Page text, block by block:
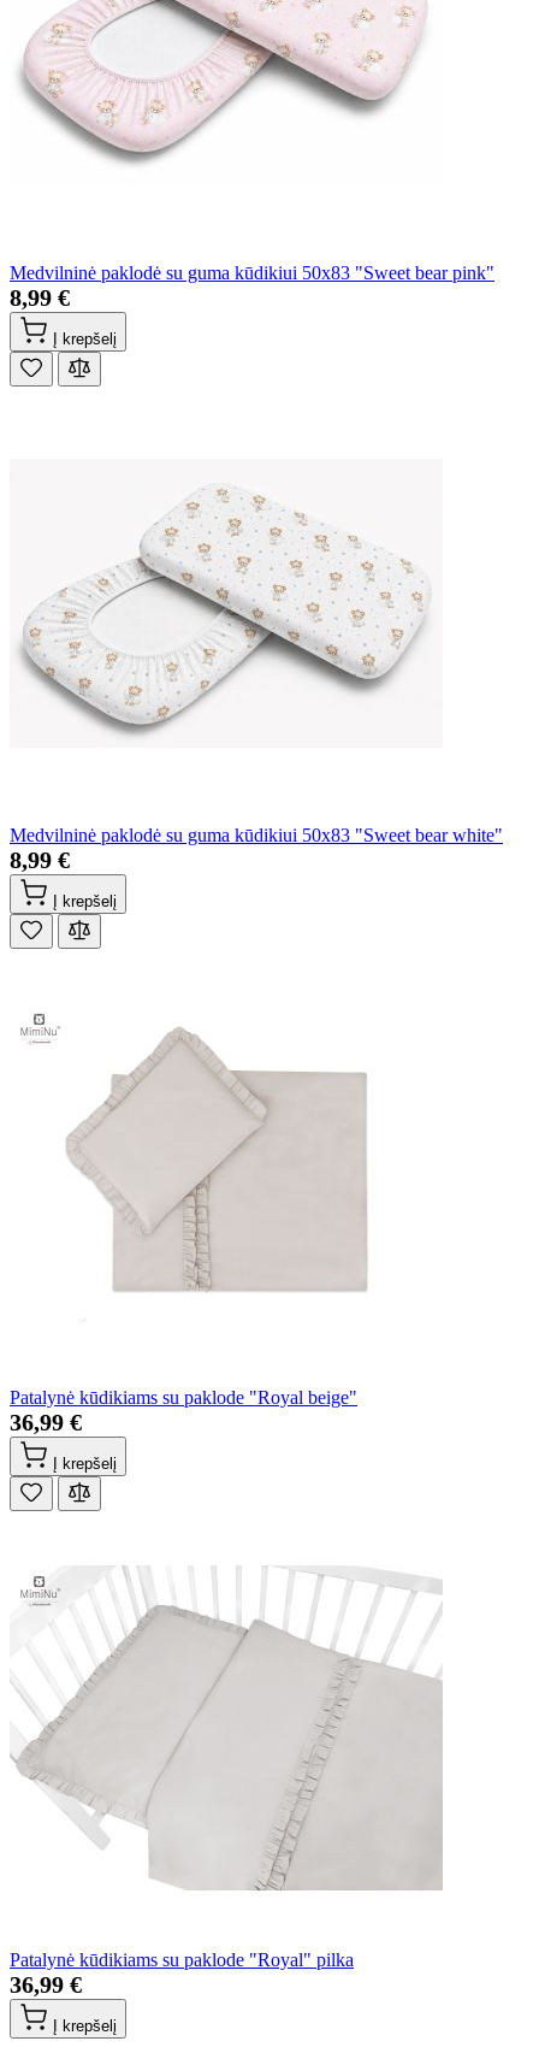
Medvilninė paklodė su guma kūdikiui 50x83 "Sweet bear pink"
8,99 €
Į krepšelį
Medvilninė paklodė su guma kūdikiui 50x83 "Sweet bear white"
8,99 €
Į krepšelį
Patalynė kūdikiams su paklode "Royal beige"
36,99 €
Į krepšelį
Patalynė kūdikiams su paklode "Royal" pilka
36,99 €
Į krepšelį